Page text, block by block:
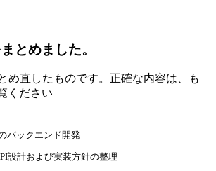
とめました。
め直したものです。正確な内容は、も
ください
バックエンド開発
設計および実装方針の整理